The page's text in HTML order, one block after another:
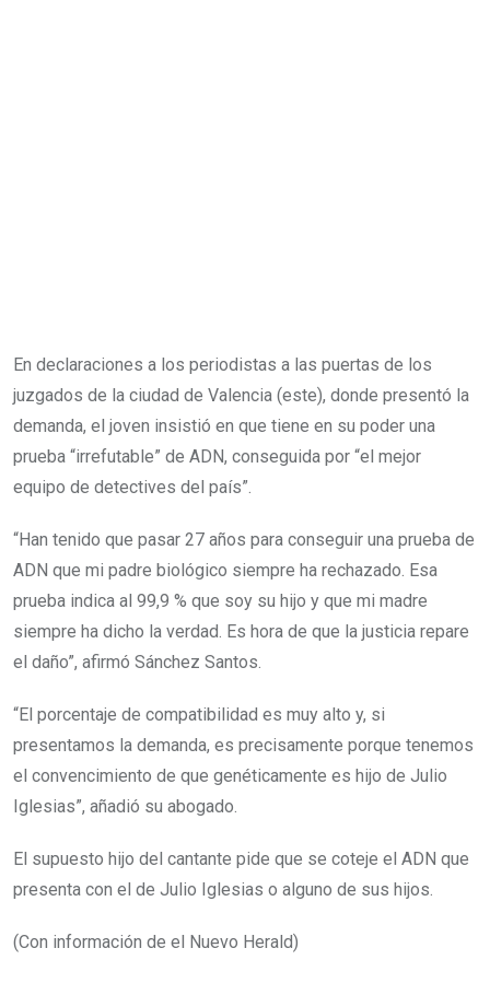
En declaraciones a los periodistas a las puertas de los
juzgados de la ciudad de Valencia (este), donde presentó la
demanda, el joven insistió en que tiene en su poder una
prueba “irrefutable” de ADN, conseguida por “el mejor
equipo de detectives del país”.
“Han tenido que pasar 27 años para conseguir una prueba de
ADN que mi padre biológico siempre ha rechazado. Esa
prueba indica al 99,9 % que soy su hijo y que mi madre
siempre ha dicho la verdad. Es hora de que la justicia repare
el daño”, afirmó Sánchez Santos.
“El porcentaje de compatibilidad es muy alto y, si
presentamos la demanda, es precisamente porque tenemos
el convencimiento de que genéticamente es hijo de Julio
Iglesias”, añadió su abogado.
El supuesto hijo del cantante pide que se coteje el ADN que
presenta con el de Julio Iglesias o alguno de sus hijos.
(Con información de el Nuevo Herald)